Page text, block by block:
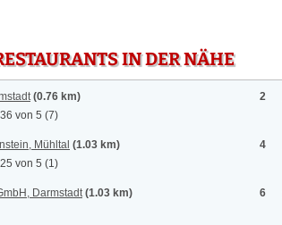
IN DER NÄHE
(0.76 km)
von 5 (7)
2
Mühltal (1.03 km)
von 5 (1)
4
Darmstadt (1.03 km) 6